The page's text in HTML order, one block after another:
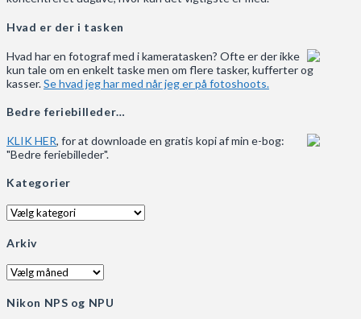
Hvad er der i tasken
Hvad har en fotograf med i kameratasken? Ofte er der ikke
kun tale om en enkelt taske men om flere tasker, kufferter og
kasser.Se hvad jeg har med når jeg er på fotoshoots.
Bedre feriebilleder…
KLIK HER, for at downloade en gratis kopi af min e-bog:
"Bedre feriebilleder".
Kategorier
Kategorier
Arkiv
Arkiv
Nikon NPS og NPU